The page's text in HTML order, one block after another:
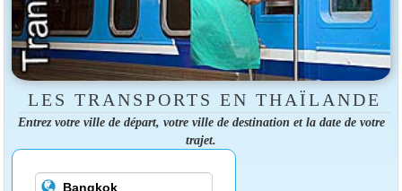
LES TRANSPORTS EN THAÏLANDE
Entrez votre ville de départ, votre ville de destination et la date de votre
trajet.